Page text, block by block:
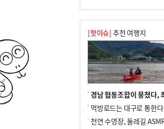
[핫이슈] 추천 여행지
먹방로드는 대구로 통한다